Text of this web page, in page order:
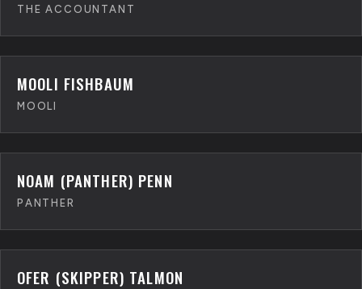
THE ACCOUNTANT
MOOLI FISHBAUM
MOOLI
NOAM (PANTHER) PENN
PANTHER
OFER (SKIPPER) TALMON